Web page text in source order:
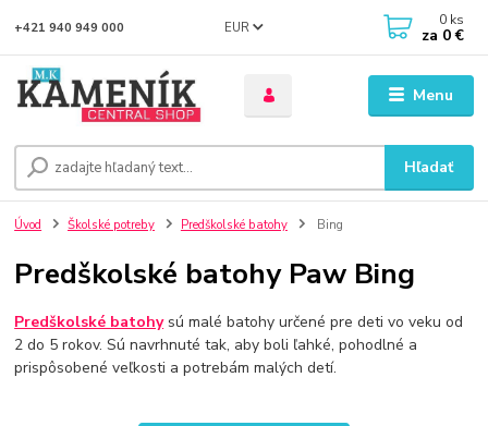
Menu
EUR
Hľadať
+421 940 949 000 0 ks
za 0 €
Úvod Školské potreby Predškolské batohy Bing
Predškolské batohy Paw Bing
Predškolské batohysú malé batohy určené pre deti vo veku od
2 do 5 rokov. Sú navrhnuté tak, aby boli ľahké, pohodlné a
prispôsobené veľkosti a potrebám malých detí.